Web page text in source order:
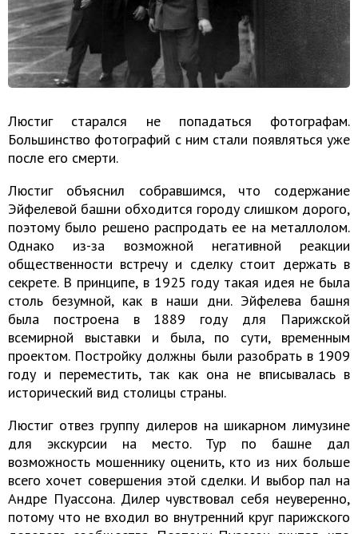
Люстиг старался не попадаться фотографам.
Большинство фотографий с ним стали появляться уже
после его смерти.
Люстиг объяснил собравшимся, что содержание
Эйфелевой башни обходится городу слишком дорого,
поэтому было решено распродать ее на металлолом.
Однако из-за возможной негативной реакции
общественности встречу и сделку стоит держать в
секрете. В принципе, в 1925 году такая идея не была
столь безумной, как в наши дни. Эйфелева башня
была построена в 1889 году для Парижской
всемирной выставки и была, по сути, временным
проектом. Постройку должны были разобрать в 1909
году и переместить, так как она не вписывалась в
исторический вид столицы страны.
Люстиг отвез группу дилеров на шикарном лимузине
для экскурсии на место. Тур по башне дал
возможность мошеннику оценить, кто из них больше
всего хочет совершения этой сделки. И выбор пал на
Андре Пуассона. Дилер чувствовал себя неуверенно,
потому что не входил во внутренний круг парижского